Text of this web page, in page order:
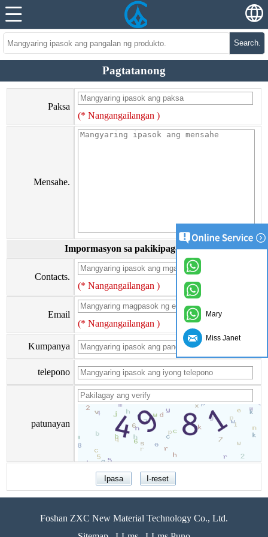
Search.
Pagtatanong
Paksa
(* Nangangailangan )
Mensahe.
Impormasyon sa pakikipag-ugnay
Contacts.
(* Nangangailangan )
Email
(* Nangangailangan )
Kumpanya
telepono
patunayan
Foshan ZXC New Material Technology Co., Ltd.
Mary
Miss Janet